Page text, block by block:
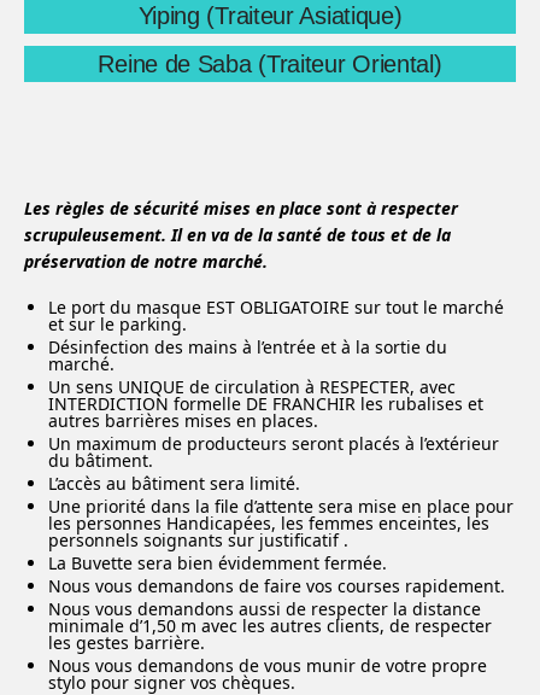
Yiping (Traiteur Asiatique)
Reine de Saba (Traiteur Oriental)
Les règles de sécurité mises en place sont à respecter
scrupuleusement. Il en va de la santé de tous et de la
préservation de notre marché.
Le port du masque EST OBLIGATOIRE sur tout le marché
et sur le parking.
Désinfection des mains à l’entrée et à la sortie du
marché.
Un sens UNIQUE de circulation à RESPECTER, avec
INTERDICTION formelle DE FRANCHIR les rubalises et
autres barrières mises en places.
Un maximum de producteurs seront placés à l’extérieur
du bâtiment.
L’accès au bâtiment sera limité.
Une priorité dans la file d’attente sera mise en place pour
les personnes Handicapées, les femmes enceintes, les
personnels soignants sur justificatif .
La Buvette sera bien évidemment fermée.
Nous vous demandons de faire vos courses rapidement.
Nous vous demandons aussi de respecter la distance
minimale d’1,50 m avec les autres clients, de respecter
les gestes barrière.
Nous vous demandons de vous munir de votre propre
stylo pour signer vos chèques.